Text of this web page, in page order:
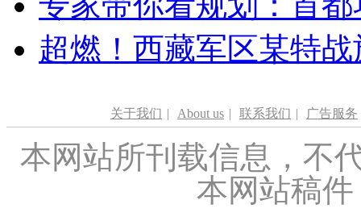
超燃！西藏军区某特
关于我们 | About us | 联系我们 | 广告服务
本网站所刊载信息，不
本网站稿